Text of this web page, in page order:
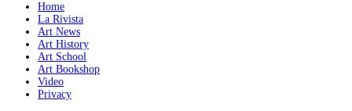
Home
La Rivista
Art News
Art History
Art School
Art Bookshop
Video
Privacy